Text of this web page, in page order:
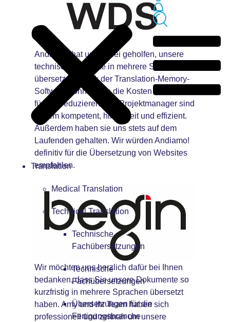
Translation
Medical Translation
Technical Translation
Technische
Fachübersetzungen
Technische
Fachübersetzungen
Übersetzungen für die
Fertigungsbranche
Andiamo! hat uns dabei geholfen, unsere
technische Website in mehrere Sprachen zu
übersetzen. Dank der Translation-Memory-
Software konnten sie die Kosten erheblich
für uns reduzieren. Die Projektmanager sind
extrem kompetent, hilfsbereit und effizient.
Außerdem haben sie uns stets auf dem
Laufenden gehalten. Wir würden Andiamo!
definitiv für die Übersetzung von Websites
empfehlen.
Wir möchten uns herzlich dafür bei Ihnen
bedanken, dass Sie unsere Dokumente so
kurzfristig in mehrere Sprachen übersetzt
haben. Amy und ihr Team haben sich
professionell und zeitnah um unsere